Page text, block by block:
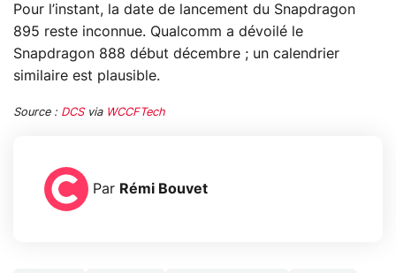
Pour l’instant, la date de lancement du Snapdragon
895 reste inconnue. Qualcomm a dévoilé le
Snapdragon 888 début décembre ; un calendrier
similaire est plausible.
Source : DCS via WCCFTech
Par Rémi Bouvet